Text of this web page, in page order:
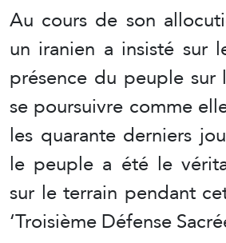
Au cours de son
un iranien a insisté sur
présence du peuple
se poursuivre comme
les quarante derniers
le peuple a été le
sur le terrain pendant
‘Troisième Défense